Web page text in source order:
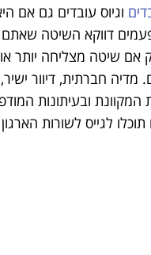
וגיוס עובדים גם
דווקא השיטה
אם שיטה מצליחה
חברתית, דיוור
המקוונת ובעיתונות
לגייס לשורות